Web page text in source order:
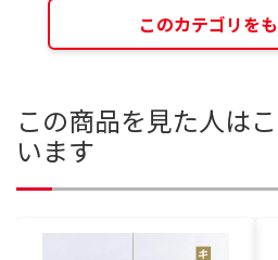
このカテゴリを
この商品を見た人は
います